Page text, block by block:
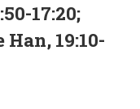
17:20;
19:10-